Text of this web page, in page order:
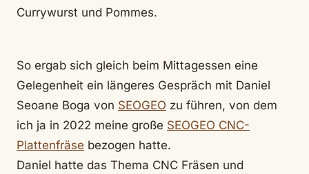
Currywurst und Pommes.
So ergab sich gleich beim Mittagessen eine
Gelegenheit ein längeres Gespräch mit Daniel
Seoane Boga von SEOGEO zu führen, von dem
ich ja in 2022 meine große SEOGEO CNC-
Plattenfräse bezogen hatte.
Daniel hatte das Thema CNC Fräsen und